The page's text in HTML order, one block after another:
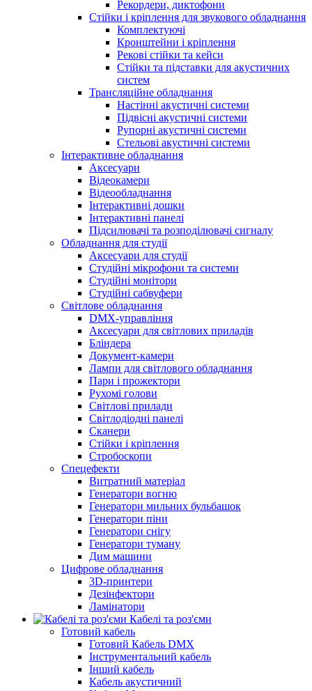
Рекордери, диктофони
Стійки і кріплення для звукового обладнання
Комплектуючі
Кронштейни і кріплення
Рекові стійки та кейси
Стійки та підставки для акустичних
систем
Трансляційне обладнання
Настінні акустичні системи
Підвісні акустичні системи
Рупорні акустичні системи
Стельові акустичні системи
Інтерактивне обладнання
Аксесуари
Відеокамери
Відеообладнання
Інтерактивні дошки
Інтерактивні панелі
Підсилювачі та розподілювачі сигналу
Обладнання для студії
Аксесуари для студії
Студійні мікрофони та системи
Студійні монітори
Студійні сабвуфери
Світлове обладнання
DMX-управління
Аксесуари для світлових приладів
Бліндера
Документ-камери
Лампи для світлового обладнання
Пари і прожектори
Рухомі голови
Світлові прилади
Світлодіодні панелі
Сканери
Стійки і кріплення
Стробоскопи
Спецефекти
Витратний матеріал
Генератори вогню
Генератори мильних бульбашок
Генератори піни
Генератори снігу
Генератори туману
Дим машини
Цифрове обладнання
3D-принтери
Дезінфектори
Ламінатори
Кабелі та роз'єми
Готовий кабель
Готовий Кабель DMX
Інструментальний кабель
Інший кабель
Кабель акустичний